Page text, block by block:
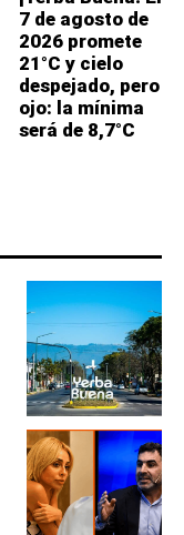
7 de agosto de
2026 promete
21°C y cielo
despejado, pero
ojo: la mínima
será de 8,7°C